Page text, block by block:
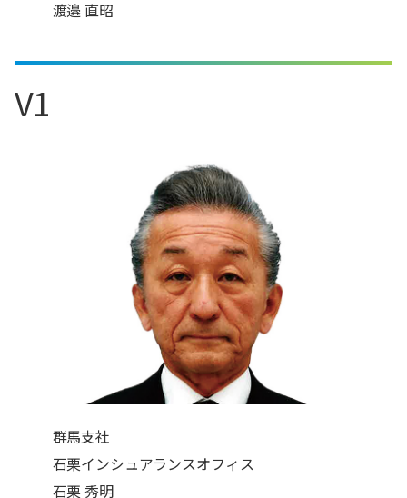
渡邉 直昭
V1
群馬支社
石栗インシュアランスオフィス
石栗 秀明